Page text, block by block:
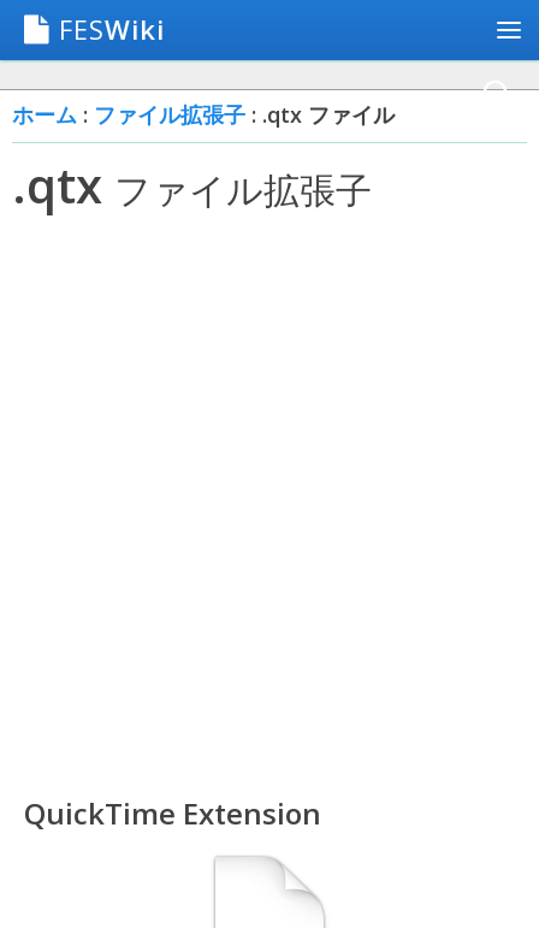
FESWiki
ホーム : ファイル拡張子 : .qtx ファイル
.qtx ファイル拡張子
QuickTime Extension